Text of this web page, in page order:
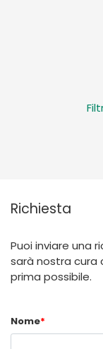
Richiesta
Puoi inviare una
sarà nostra cura
prima possibile.
Nome*